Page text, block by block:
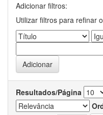
Adicionar filtros:
Utilizar filtros para refinar
Resultados/Página